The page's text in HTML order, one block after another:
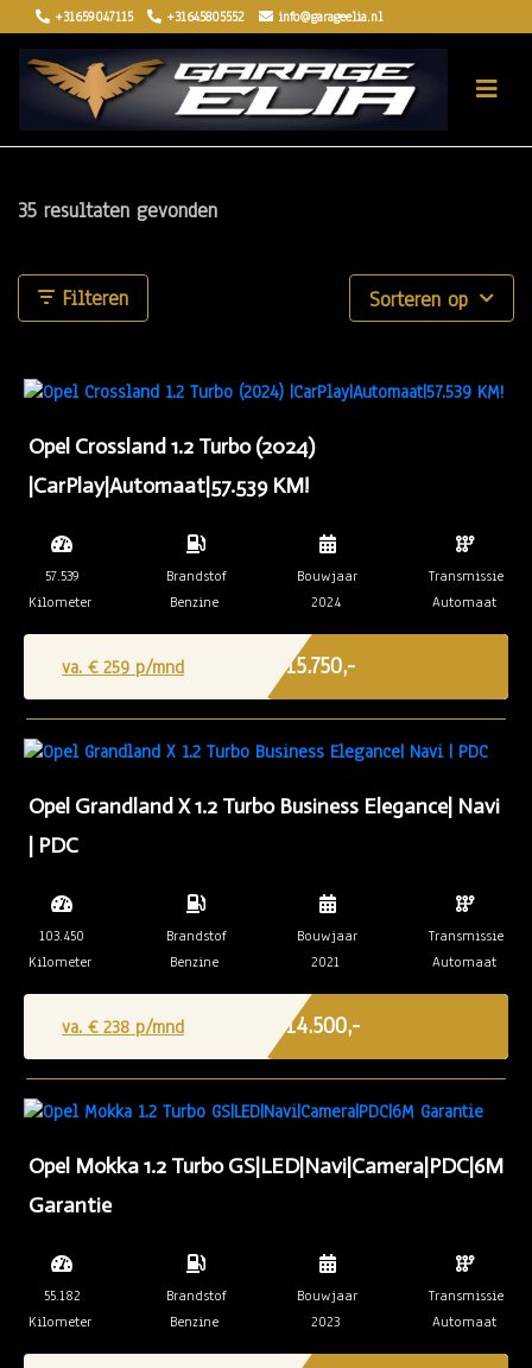
+31659047115 +31645805552 info@garageelia.nl
35 resultaten gevonden
Filteren Sorteren op
Opel Crossland 1.2 Turbo (2024)
|CarPlay|Automaat|57.539 KM!
57.539
Kilometer
Brandstof
Benzine
Bouwjaar
2024
Transmissie
Automaat
va. € 259 p/mnd € 15.750,-
Opel Grandland X 1.2 Turbo Business Elegance| Navi
| PDC
103.450
Kilometer
Brandstof
Benzine
Bouwjaar
2021
Transmissie
Automaat
va. € 238 p/mnd € 14.500,-
Opel Mokka 1.2 Turbo GS|LED|Navi|Camera|PDC|6M
Garantie
55.182
Kilometer
Brandstof
Benzine
Bouwjaar
2023
Transmissie
Automaat